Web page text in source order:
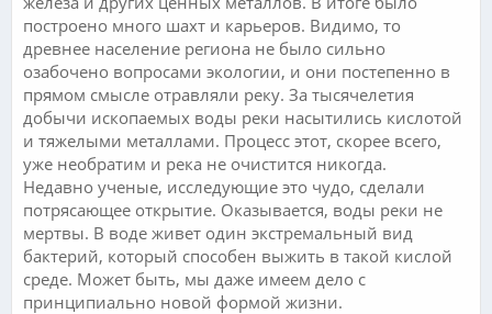
построено много шахт и карьеров. Видимо, то
древнее население региона не было сильно
озабочено вопросами экологии, и они постепенно в
прямом смысле отравляли реку. За тысячелетия
добычи ископаемых воды реки насытились кислотой
и тяжелыми металлами. Процесс этот, скорее всего,
уже необратим и река не очистится никогда.
Недавно ученые, исследующие это чудо, сделали
потрясающее открытие. Оказывается, воды реки не
мертвы. В воде живет один экстремальный вид
бактерий, который способен выжить в такой кислой
среде. Может быть, мы даже имеем дело с
принципиально новой формой жизни.